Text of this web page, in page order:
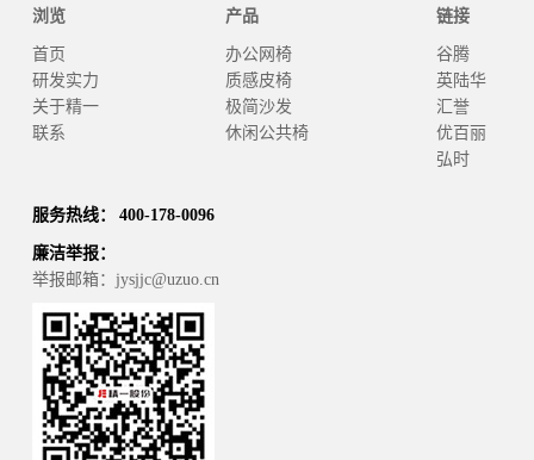
浏览
首页
研发实力
关于精一
联系
产品
办公网椅
质感皮椅
极简沙发
休闲公共椅
链接
谷腾
英陆华
汇誉
优百丽
弘时
服务热线： 400-178-0096
廉洁举报：
举报邮箱：jysjjc@uzuo.cn